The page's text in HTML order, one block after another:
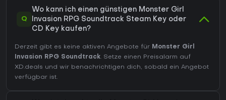
Q
Wo kann ich einen günstigen Monster Girl
Invasion RPG Soundtrack Steam Key oder
CD Key kaufen?
Derzeit gibt es keine aktiven Angebote für Monster Girl
Invasion RPG Soundtrack. Setze einen Preisalarm auf
XD.deals und wir benachrichtigen dich, sobald ein Angebot
verfügbar ist.